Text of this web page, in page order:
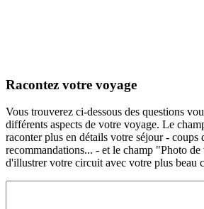
Racontez votre voyage
Vous trouverez ci-dessous des questions
différents aspects de votre voyage. Le
raconter plus en détails votre séjour - coups
recommandations... - et le champ "Photo
d'illustrer votre circuit avec votre plus beau